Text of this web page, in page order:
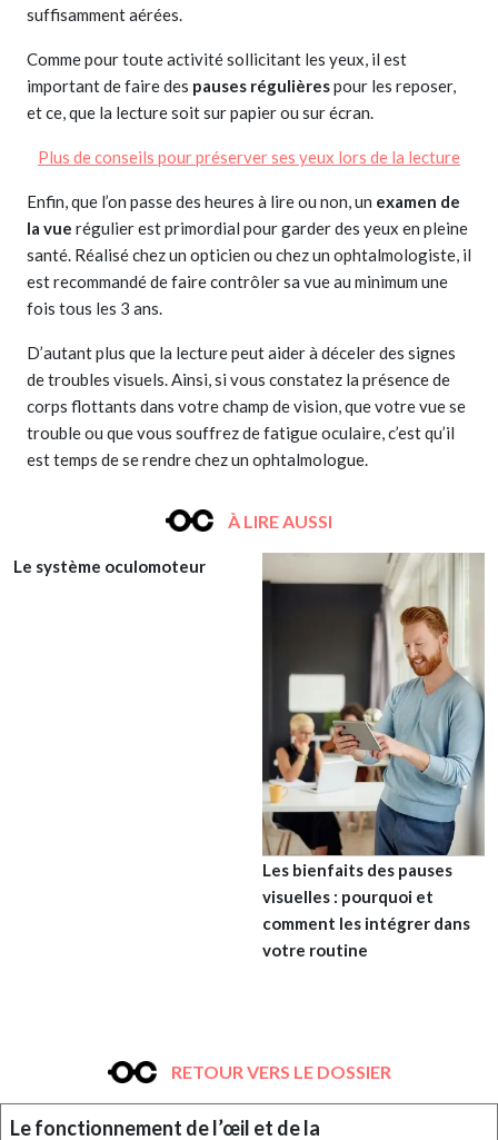
suffisamment aérées.
Comme pour toute activité sollicitant les yeux, il est
important de faire des pauses régulièrespour les reposer,
et ce, que la lecture soit sur papier ou sur écran.
Plus de conseils pour préserver ses yeux lors de la lecture
Enfin, que l’on passe des heures à lire ou non, un examen de
la vue régulier est primordial pour garder des yeux en pleine
santé. Réalisé chez un opticien ou chez un ophtalmologiste, il
est recommandé de faire contrôler sa vue au minimum une
fois tous les 3 ans.
D’autant plus que la lecture peut aider à déceler des signes
de troubles visuels. Ainsi, si vous constatez la présence de
corps flottants dans votre champ de vision, que votre vue se
trouble ou que vous souffrez de fatigue oculaire, c’est qu’il
est temps de se rendre chez un ophtalmologue.
À LIRE AUSSI
Le système oculomoteur
Les bienfaits des pauses
visuelles : pourquoi et
comment les intégrer dans
votre routine
RETOUR VERS LE DOSSIER
Le fonctionnement de l’œil et de la